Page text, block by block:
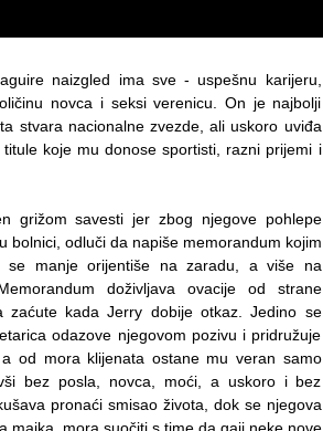
naizgled ima sve - uspešnu karijeru,
novca i seksi verenicu. On je najbolji
stvara nacionalne zvezde, ali uskoro uviđa
koje mu donose sportisti, razni prijemi i
grižom savesti jer zbog njegove pohlepe
bolnici, odluči da napiše memorandum kojim
se manje orijentiše na zaradu, a više na
doživljava ovacije od strane
zaćute kada Jerry dobije otkaz. Jedino se
odazove njegovom pozivu i pridružuje
od mora klijenata ostane mu veran samo
bez posla, novca, moći, a uskoro i bez
pronaći smisao života, dok se njegova